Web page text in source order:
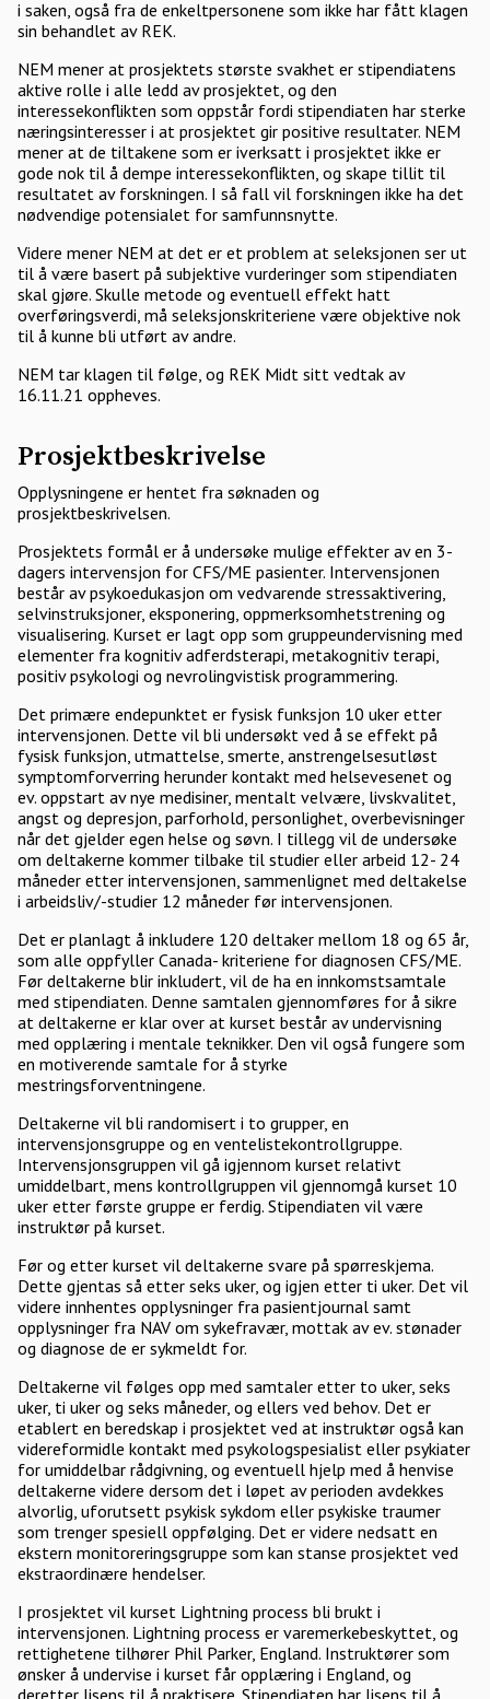
i saken, også fra de enkeltpersonene som ikke har fått klagen
sin behandlet av REK.
NEM mener at prosjektets største svakhet er stipendiatens
aktive rolle i alle ledd av prosjektet, og den
interessekonflikten som oppstår fordi stipendiaten har sterke
næringsinteresser i at prosjektet gir positive resultater. NEM
mener at de tiltakene som er iverksatt i prosjektet ikke er
gode nok til å dempe interessekonflikten, og skape tillit til
resultatet av forskningen. I så fall vil forskningen ikke ha det
nødvendige potensialet for samfunnsnytte.
Videre mener NEM at det er et problem at seleksjonen ser ut
til å være basert på subjektive vurderinger som stipendiaten
skal gjøre. Skulle metode og eventuell effekt hatt
overføringsverdi, må seleksjonskriteriene være objektive nok
til å kunne bli utført av andre.
NEM tar klagen til følge, og REK Midt sitt vedtak av
16.11.21 oppheves.
Prosjektbeskrivelse
Opplysningene er hentet fra søknaden og
prosjektbeskrivelsen.
Prosjektets formål er å undersøke mulige effekter av en 3-
dagers intervensjon for CFS/ME pasienter. Intervensjonen
består av psykoedukasjon om vedvarende stressaktivering,
selvinstruksjoner, eksponering, oppmerksomhetstrening og
visualisering. Kurset er lagt opp som gruppeundervisning med
elementer fra kognitiv adferdsterapi, metakognitiv terapi,
positiv psykologi og nevrolingvistisk programmering.
Det primære endepunktet er fysisk funksjon 10 uker etter
intervensjonen. Dette vil bli undersøkt ved å se effekt på
fysisk funksjon, utmattelse, smerte, anstrengelsesutløst
symptomforverring herunder kontakt med helsevesenet og
ev. oppstart av nye medisiner, mentalt velvære, livskvalitet,
angst og depresjon, parforhold, personlighet, overbevisninger
når det gjelder egen helse og søvn. I tillegg vil de undersøke
om deltakerne kommer tilbake til studier eller arbeid 12- 24
måneder etter intervensjonen, sammenlignet med deltakelse
i arbeidsliv/-studier 12 måneder før intervensjonen.
Det er planlagt å inkludere 120 deltaker mellom 18 og 65 år,
som alle oppfyller Canada- kriteriene for diagnosen CFS/ME.
Før deltakerne blir inkludert, vil de ha en innkomstsamtale
med stipendiaten. Denne samtalen gjennomføres for å sikre
at deltakerne er klar over at kurset består av undervisning
med opplæring i mentale teknikker. Den vil også fungere som
en motiverende samtale for å styrke
mestringsforventningene.
Deltakerne vil bli randomisert i to grupper, en
intervensjonsgruppe og en ventelistekontrollgruppe.
Intervensjonsgruppen vil gå igjennom kurset relativt
umiddelbart, mens kontrollgruppen vil gjennomgå kurset 10
uker etter første gruppe er ferdig. Stipendiaten vil være
instruktør på kurset.
Før og etter kurset vil deltakerne svare på spørreskjema.
Dette gjentas så etter seks uker, og igjen etter ti uker. Det vil
videre innhentes opplysninger fra pasientjournal samt
opplysninger fra NAV om sykefravær, mottak av ev. stønader
og diagnose de er sykmeldt for.
Deltakerne vil følges opp med samtaler etter to uker, seks
uker, ti uker og seks måneder, og ellers ved behov. Det er
etablert en beredskap i prosjektet ved at instruktør også kan
videreformidle kontakt med psykologspesialist eller psykiater
for umiddelbar rådgivning, og eventuell hjelp med å henvise
deltakerne videre dersom det i løpet av perioden avdekkes
alvorlig, uforutsett psykisk sykdom eller psykiske traumer
som trenger spesiell oppfølging. Det er videre nedsatt en
ekstern monitoreringsgruppe som kan stanse prosjektet ved
ekstraordinære hendelser.
I prosjektet vil kurset Lightning process bli brukt i
intervensjonen. Lightning process er varemerkebeskyttet, og
rettighetene tilhører Phil Parker, England. Instruktører som
ønsker å undervise i kurset får opplæring i England, og
deretter lisens til å praktisere. Stipendiaten har lisens til å